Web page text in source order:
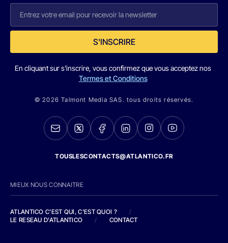
S'INSCRIRE
En cliquant sur s'inscrire, vous confirmez que vous acceptez nos
Termes et Conditions
© 2026 Talmont Media SAS. tous droits réservés.
TOUSLESCONTACTS@ATLANTICO.FR
MIEUX NOUS CONNAITRE
ATLANTICO C'EST QUI, C'EST QUOI ?
/
LE RESEAU D'ATLANTICO
/ CONTACT